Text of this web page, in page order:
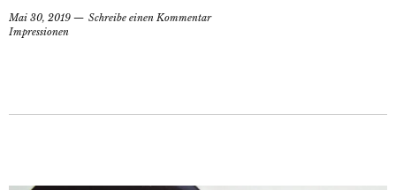
Mai 30, 2019
Schreibe einen Kommentar
Impressionen